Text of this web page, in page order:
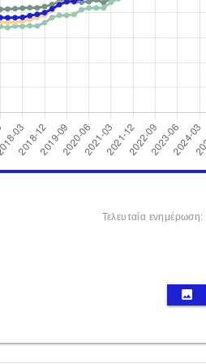
Τελευταία ενημέρωση:
image